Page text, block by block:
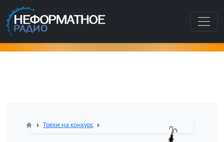
Как попасть в этот раздел???
Треки на конкурс